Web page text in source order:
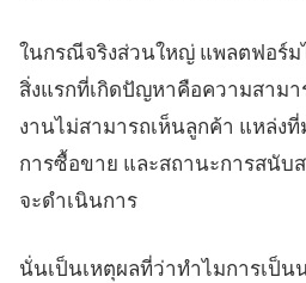
ในกรณีจริงส่วนใหญ่ แพลตฟอร์ม
สิ่งแรกที่เกิดปัญหาคือความสามา
งานไม่สามารถเห็นลูกค้า แหล่งที่
การซื้อขาย และสถานะการสนับ
จะดำเนินการ
นั่นเป็นเหตุผลที่ว่าทำไมการเป็น